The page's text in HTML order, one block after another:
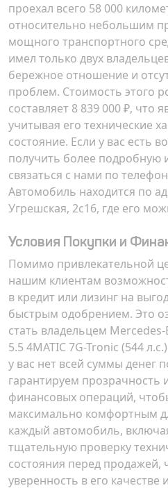
проехал всего 58 000
относительно небольшим
мощного транспортного
имел только двух
бережное отношение и
проблем. Стоимость этого
составляет 8 839 000 ₽, что
учитывая его технические
состояние. Если у вас есть
получить более
связаться с нами по
Автомобиль находится по
Угрешская, 2с16, где его
Условия Покупки и
Помимо привлекательной
нашим клиентам
в кредит или лизинг на
быстрым одобрением. Это
стать владельцем Mercedes-
5.5 4MATIC 7G-Tronic (544
у вас нет всей суммы денег
гарантируем прозрачность
финансовых операций,
максимально комфортным
каждый автомобиль,
тщательную проверку
состояния перед продажей,
уверенность в его